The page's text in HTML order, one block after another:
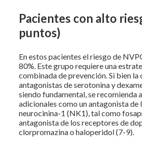
Pacientes con alto
puntos)
En estos pacientes el riesgo de
80%. Este grupo requiere una
combinada de prevención. Si bien
antagonistas de serotonina y
siendo fundamental, se recomienda
adicionales como un antagonista de
neurocinina-1 (NK1), tal como
antagonista de los receptores de
clorpromazina o haloperidol (7-9).